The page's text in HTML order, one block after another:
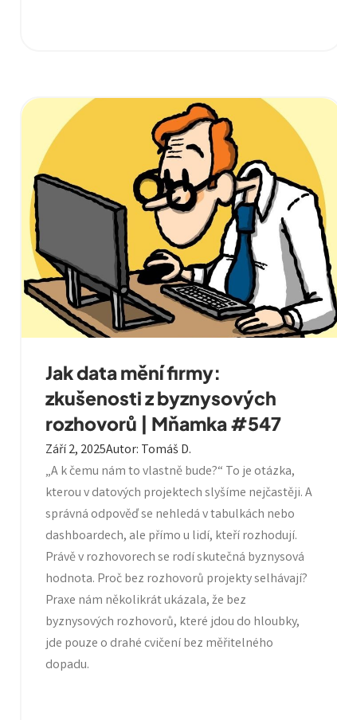
Jak data mění firmy:
zkušenosti z byznysových
rozhovorů | Mňamka #547
Září 2, 2025Autor: Tomáš D.
„A k čemu nám to vlastně bude?“ To je otázka,
kterou v datových projektech slyšíme nejčastěji. A
správná odpověď se nehledá v tabulkách nebo
dashboardech, ale přímo u lidí, kteří rozhodují.
Právě v rozhovorech se rodí skutečná byznysová
hodnota. Proč bez rozhovorů projekty selhávají?
Praxe nám několikrát ukázala, že bez
byznysových rozhovorů, které jdou do hloubky,
jde pouze o drahé cvičení bez měřitelného
dopadu.